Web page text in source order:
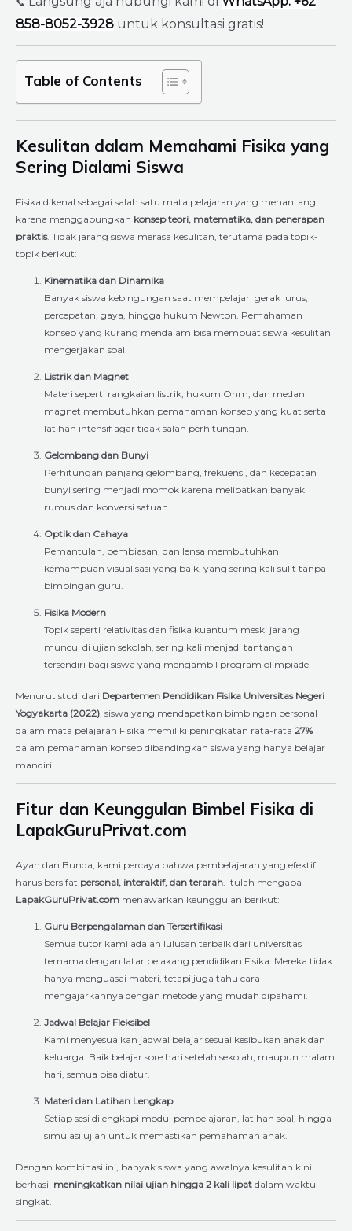
858-8052-3928 untuk konsultasi gratis!
Table of Contents
Kesulitan dalam Memahami Fisika yang
Sering Dialami Siswa
Fisika dikenal sebagai salah satu mata pelajaran yang menantang
karena menggabungkan konsep teori, matematika, dan penerapan
praktis. Tidak jarang siswa merasa kesulitan, terutama pada topik-
topik berikut:
Kinematika dan Dinamika
Banyak siswa kebingungan saat mempelajari gerak lurus,
percepatan, gaya, hingga hukum Newton. Pemahaman
konsep yang kurang mendalam bisa membuat siswa kesulitan
mengerjakan soal.
Listrik dan Magnet
Materi seperti rangkaian listrik, hukum Ohm, dan medan
magnet membutuhkan pemahaman konsep yang kuat serta
latihan intensif agar tidak salah perhitungan.
Gelombang dan Bunyi
Perhitungan panjang gelombang, frekuensi, dan kecepatan
bunyi sering menjadi momok karena melibatkan banyak
rumus dan konversi satuan.
Optik dan Cahaya
Pemantulan, pembiasan, dan lensa membutuhkan
kemampuan visualisasi yang baik, yang sering kali sulit tanpa
bimbingan guru.
Fisika Modern
Topik seperti relativitas dan fisika kuantum meski jarang
muncul di ujian sekolah, sering kali menjadi tantangan
tersendiri bagi siswa yang mengambil program olimpiade.
Menurut studi dari Departemen Pendidikan Fisika Universitas Negeri
Yogyakarta (2022) , siswa yang mendapatkan bimbingan personal
dalam mata pelajaran Fisika memiliki peningkatan rata-rata 27%
dalam pemahaman konsep dibandingkan siswa yang hanya belajar
mandiri.
Fitur dan Keunggulan Bimbel Fisika di
LapakGuruPrivat.com
Ayah dan Bunda, kami percaya bahwa pembelajaran yang efektif
harus bersifat personal, interaktif, dan terarah . Itulah mengapa
LapakGuruPrivat.com menawarkan keunggulan berikut:
Guru Berpengalaman dan Tersertifikasi
Semua tutor kami adalah lulusan terbaik dari universitas
ternama dengan latar belakang pendidikan Fisika. Mereka tidak
hanya menguasai materi, tetapi juga tahu cara
mengajarkannya dengan metode yang mudah dipahami.
Jadwal Belajar Fleksibel
Kami menyesuaikan jadwal belajar sesuai kesibukan anak dan
keluarga. Baik belajar sore hari setelah sekolah, maupun malam
hari, semua bisa diatur.
Materi dan Latihan Lengkap
Setiap sesi dilengkapi modul pembelajaran, latihan soal, hingga
simulasi ujian untuk memastikan pemahaman anak.
Dengan kombinasi ini, banyak siswa yang awalnya kesulitan kini
berhasil meningkatkan nilai ujian hingga 2 kali lipat dalam waktu
singkat.